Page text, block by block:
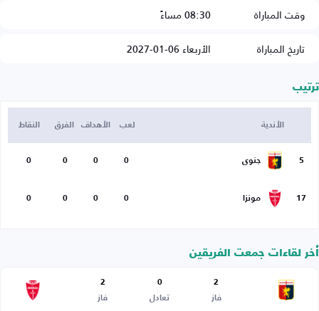
وقت المباراة
08:30 مساءً
تاريخ المباراة
الأربعاء 06-01-2027
ترتيب
الأندية لعب الأهداف الفرق النقاط
5 جنوى 0
0
0
0
17 مونزا 0
0
0
0
أخر لقاءات جمعت الفريقين
2
فاز
0
تعادل
2
فاز